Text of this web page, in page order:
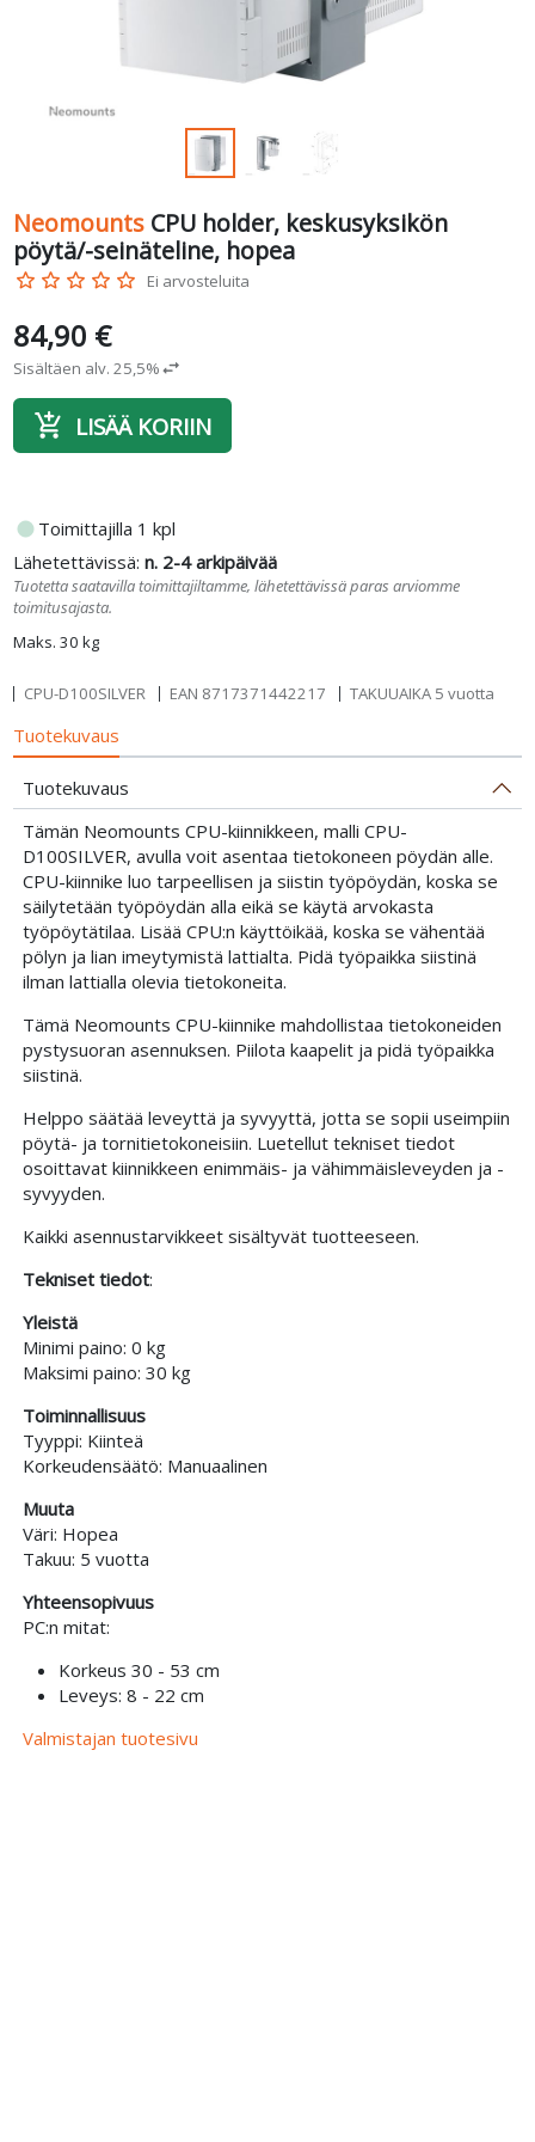
Neomounts CPU holder, keskusyksikön
pöytä/-seinäteline, hopea
star_border star_border star_border star_border star_border Ei arvosteluita
Maks. 30 kg
84,90 €
Sisältäen alv. 25,5%swap_horiz
add_shopping_cart LISÄÄ KORIIN
fiber_manual_record Toimittajilla 1 kpl
Lähetettävissä:n. 2-4 arkipäivää
Tuotetta saatavilla toimittajiltamme, lähetettävissä paras arviomme
toimitusajasta.
CPU-D100SILVER EAN 8717371442217 TAKUUAIKA 5 vuotta
Tuotekuvaus
Tuotekuvaus
Tämän Neomounts CPU-kiinnikkeen, malli CPU-
D100SILVER, avulla voit asentaa tietokoneen pöydän alle.
CPU-kiinnike luo tarpeellisen ja siistin työpöydän, koska se
säilytetään työpöydän alla eikä se käytä arvokasta
työpöytätilaa. Lisää CPU:n käyttöikää, koska se vähentää
pölyn ja lian imeytymistä lattialta. Pidä työpaikka siistinä
ilman lattialla olevia tietokoneita.
Tämä Neomounts CPU-kiinnike mahdollistaa tietokoneiden
pystysuoran asennuksen. Piilota kaapelit ja pidä työpaikka
siistinä.
Helppo säätää leveyttä ja syvyyttä, jotta se sopii useimpiin
pöytä- ja tornitietokoneisiin. Luetellut tekniset tiedot
osoittavat kiinnikkeen enimmäis- ja vähimmäisleveyden ja -
syvyyden.
Kaikki asennustarvikkeet sisältyvät tuotteeseen.
Tekniset tiedot:
Yleistä
Minimi paino: 0 kg
Maksimi paino: 30 kg
Toiminnallisuus
Tyyppi: Kiinteä
Korkeudensäätö: Manuaalinen
Muuta
Väri: Hopea
Takuu: 5 vuotta
Yhteensopivuus
PC:n mitat:
Korkeus 30 - 53 cm
Leveys: 8 - 22 cm
Valmistajan tuotesivu